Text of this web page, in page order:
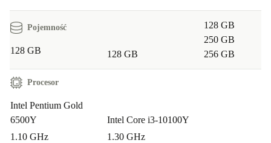
Pojemność
128 GB 128 GB
128 GB
250 GB
256 GB
Procesor
Intel Pentium Gold
6500Y
1.10 GHz
Intel Core i3-10100Y
1.30 GHz